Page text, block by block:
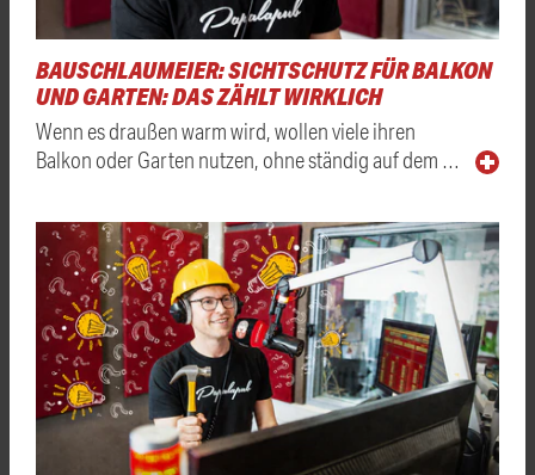
BAUSCHLAUMEIER: SICHTSCHUTZ FÜR BALKON
UND GARTEN: DAS ZÄHLT WIRKLICH
Wenn es draußen warm wird, wollen viele ihren
Balkon oder Garten nutzen, ohne ständig auf dem …